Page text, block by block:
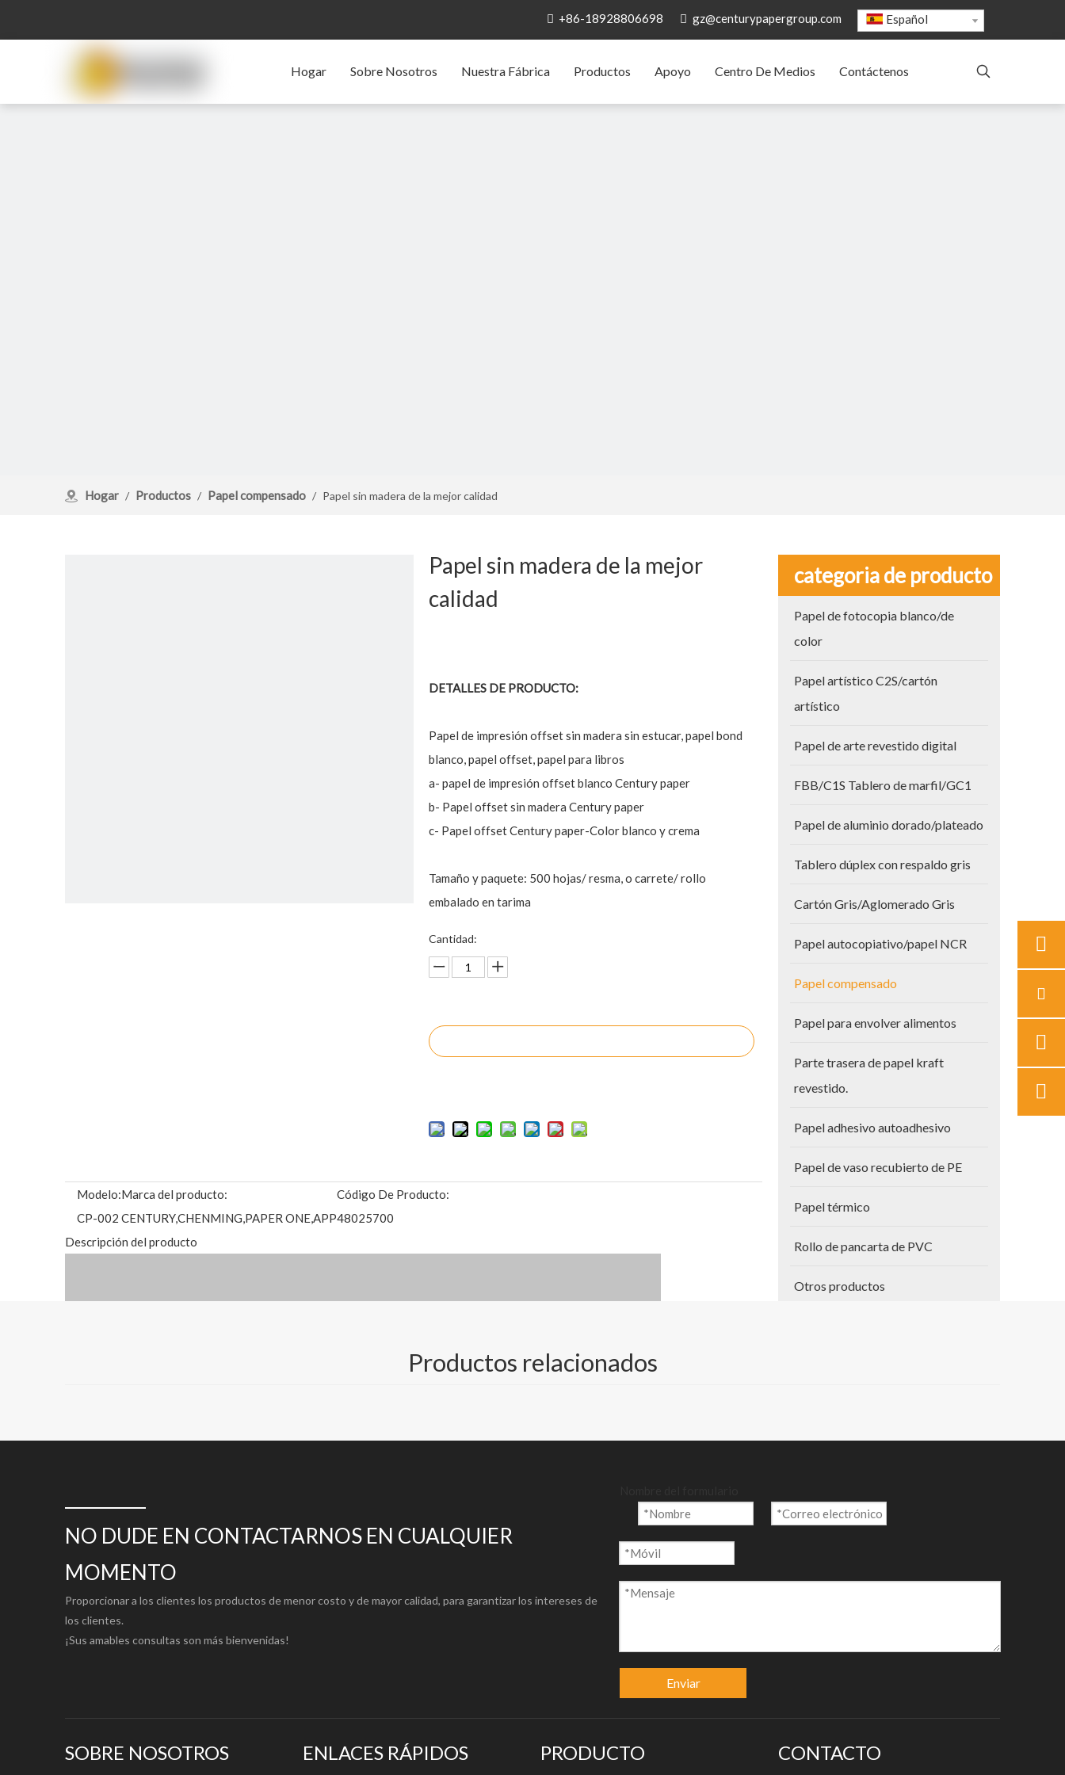
 +86-18928806698  gz@centurypapergroup.com Español
Hogar Sobre Nosotros Nuestra Fábrica Productos Apoyo Centro De Medios Contáctenos
Hogar / Productos / Papel compensado / Papel sin madera de la mejor calidad
Papel sin madera de la mejor
calidad
DETALLES DE PRODUCTO:
Papel de impresión offset sin madera sin estucar, papel bond
blanco, papel offset, papel para libros
a- papel de impresión offset blanco Century paper
b- Papel offset sin madera Century paper
c- Papel offset Century paper-Color blanco y crema
Tamaño y paquete: 500 hojas/ resma, o carrete/ rollo
embalado en tarima
Cantidad:
Modelo:
CP-002
Marca del producto:
CENTURY,CHENMING,PAPER ONE,APP
Código De Producto:
48025700
Descripción del producto
categoria de producto
Papel de fotocopia blanco/de
color
Papel artístico C2S/cartón
artístico
Papel de arte revestido digital
FBB/C1S Tablero de marfil/GC1
Papel de aluminio dorado/plateado
Tablero dúplex con respaldo gris
Cartón Gris/Aglomerado Gris
Papel autocopiativo/papel NCR
Papel compensado
Papel para envolver alimentos
Parte trasera de papel kraft
revestido.
Papel adhesivo autoadhesivo
Papel de vaso recubierto de PE
Papel térmico
Rollo de pancarta de PVC
Otros productos
Productos relacionados
NO DUDE EN CONTACTARNOS EN CUALQUIER
MOMENTO
Proporcionar a los clientes los productos de menor costo y de mayor calidad, para garantizar los intereses de
los clientes.
¡Sus amables consultas son más bienvenidas!
Enviar
SOBRE NOSOTROS ENLACES RÁPIDOS PRODUCTO CONTACTO